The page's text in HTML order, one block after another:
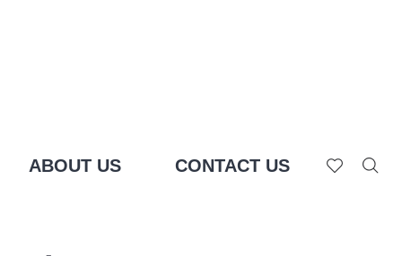
ABOUT US CONTACT US